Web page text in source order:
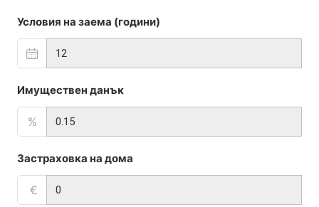
Условия на заема (години)
Имуществен данък
%
Застраховка на дома
€